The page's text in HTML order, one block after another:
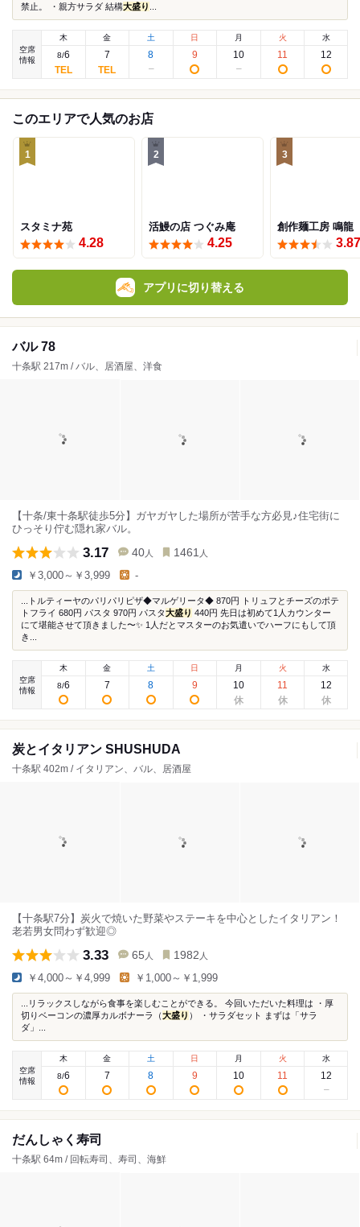
禁止。 ・親方サラダ 結構大盛り
空席
情報
木
8/6
金
7
土
8
日
9
月
10
火
11
水
12
このエリアで人気のお店
1
スタミナ苑
4.28
2
活鰻の店 つぐみ庵
4.25
3
創作麺工房 鳴龍
3.87
アプリに切り替える
バル 78
十条駅 217m / バル、居酒屋、洋食
【十条/東十条駅徒歩5分】ガヤガヤした場所が苦手な方必見♪住宅街に
ひっそり佇む隠れ家バル。
3.17 40 人 1461 人
￥3,000～￥3,999 -
...トルティーヤのパリパリピザ◆マルゲリータ◆ 870円 トリュフとチーズのポテ
トフライ 680円 パスタ 970円 パスタ大盛り 440円 先日は初めて1人カウンター
にて堪能させて頂きました〜✨ 1人だとマスターのお気遣いでハーフにもして頂
き...
空席
情報
木
8/6
金
7
土
8
日
9
月
10
火
11
水
12
炭とイタリアン SHUSHUDA
十条駅 402m / イタリアン、バル、居酒屋
【十条駅7分】炭火で焼いた野菜やステーキを中心としたイタリアン！
老若男女問わず歓迎◎
3.33 65 人 1982 人
￥4,000～￥4,999 ￥1,000～￥1,999
...リラックスしながら食事を楽しむことができる。 今回いただいた料理は ・厚
切りベーコンの濃厚カルボナーラ（大盛り ） ・サラダセット まずは「サラ
ダ」...
空席
情報
木
8/6
金
7
土
8
日
9
月
10
火
11
水
12
だんしゃく寿司
十条駅 64m / 回転寿司、寿司、海鮮